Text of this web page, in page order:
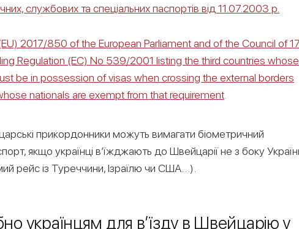
службових та спеціальних паспортів від 11.07.2003 р.
2017/850 of the European Parliament and of the Council of 17
Regulation (EC) No 539/2001 listing the third countries whose
be in possession of visas when crossing the external borders
nationals are exempt from that requirement
прикордонники можуть вимагати біометричний
якщо українці в’їжджають до Швейцарії не з боку
рейс із Туреччини, Ізраїлю чи США…).
українцям для в’їзду в Швейцарію у